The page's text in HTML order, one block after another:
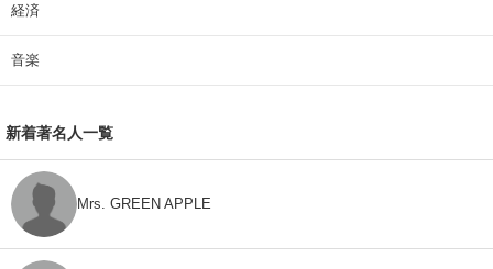
経済
音楽
新着著名人一覧
Mrs. GREEN APPLE